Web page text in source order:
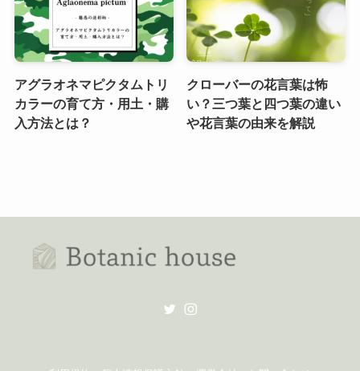
アグラオネマピクタムトリ
カラーの育て方・用土・購
入方法とは？
クローバーの花言葉は怖
い？三つ葉と四つ葉の違い
や花言葉の由来を解説